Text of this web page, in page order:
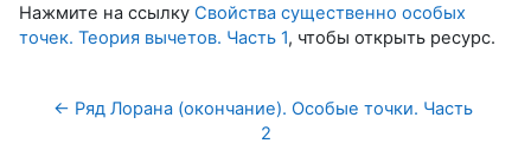
Нажмите на ссылку Свойства существенно особых
точек. Теория вычетов. Часть 1, чтобы открыть ресурс.
← Ряд Лорана (окончание). Особые точки. Часть
2